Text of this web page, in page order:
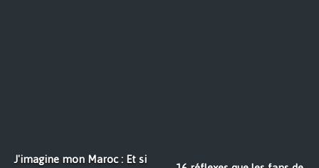
J'imagine mon Maroc : Et si